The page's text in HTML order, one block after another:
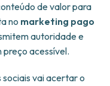
de valor para
no marketing pago
autoridade e
acessível.
sociais vai acertar o